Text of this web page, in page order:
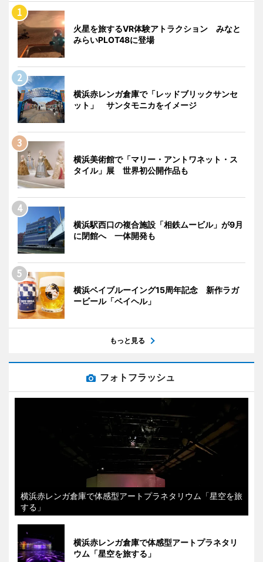
火星を旅するVR体験アトラクション みなと
みらいPLOT48に登場
横浜赤レンガ倉庫で「レッドブリックサンセ
ット」 サンタモニカをイメージ
横浜美術館で「マリー・アントワネット・ス
タイル」展 世界初公開作品も
横浜駅西口の複合施設「相鉄ムービル」が9月
に閉館へ 一体開発も
横浜ベイブルーイング15周年記念 新作ラガ
ービール「ベイヘル」
もっと見る
フォトフラッシュ
横浜赤レンガ倉庫で体感型アートプラネタリウム「星空を旅
する」
横浜赤レンガ倉庫で体感型アートプラネタリ
ウム「星空を旅する」